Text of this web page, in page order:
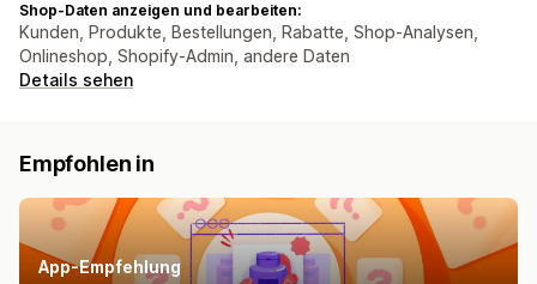
Shop-Daten anzeigen und bearbeiten:
Kunden, Produkte, Bestellungen, Rabatte, Shop-Analysen,
Onlineshop, Shopify-Admin, andere Daten
Details sehen
Empfohlen in
App-Empfehlung